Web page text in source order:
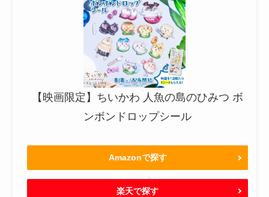
【映画限定】ちいかわ 人魚の島のひみつ ボ
ンボンドロップシール
Amazonで探す
楽天で探す